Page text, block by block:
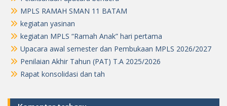
MPLS RAMAH SMAN 11 BATAM
kegiatan yasinan
kegiatan MPLS “Ramah Anak” hari pertama
Upacara awal semester dan Pembukaan MPLS 2026/2027
Penilaian Akhir Tahun (PAT) T.A 2025/2026
Rapat konsolidasi dan tah